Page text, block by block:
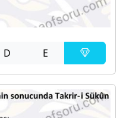
D E